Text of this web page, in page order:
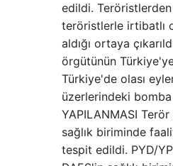
edildi. Teröristlerden
teröristlerle irtibatlı
aldığı ortaya
örgütünün
Türkiye'de olası
üzerlerindeki bomba
YAPILANMASI
sağlık biriminde
tespit edildi. PYD/